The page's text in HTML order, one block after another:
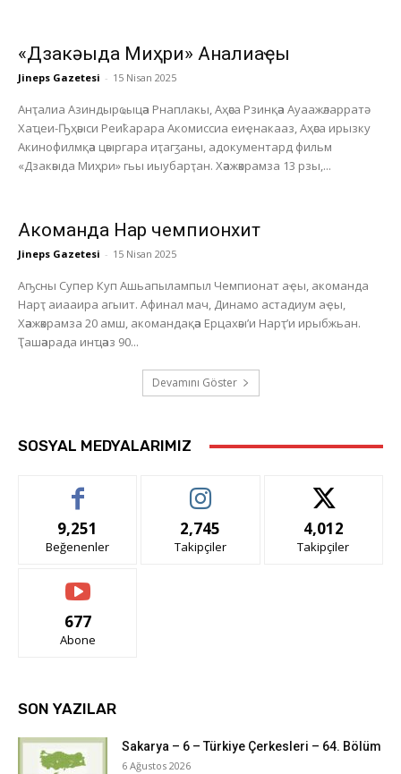
«Дзакәыда Миҳри» Анҭалиаҿы
Jineps Gazetesi - 15 Nisan 2025
Анҭалиа Азиндырҩыцәа Рнаплакы, Аҳәса Рзинқәа Ауаажәларратә
Хаҵеи-Ҧҳәыси Реиҟарара Акомиссиа еиҿнакааз, Аҳәса ирызку
Акинофилмқәа цәыргара иҭагӡаны, адокументард фильм
«Дзакәыда Миҳри» гьы иыубарҭан. Хәажәкрамза 13 рзы,...
Акоманда Нарҭ чемпионхит
Jineps Gazetesi - 15 Nisan 2025
Аҧсны Супер Куп Ашьапылампыл Чемпионат аҿы, акоманда
Нарҭ аиааира агыит. Афинал мач, Динамо астадиум аҿы,
Хәажәкрамза 20 амш, акомандақәа Ерцахәы’и Нарҭ’и ирыбжьан.
Ҭашәарада инҵәаз 90...
Devamını Göster
SOSYAL MEDYALARIMIZ
9,251
Beğenenler
2,745
Takipçiler
4,012
Takipçiler
677
Abone
SON YAZILAR
Sakarya – 6 – Türkiye Çerkesleri – 64. Bölüm
6 Ağustos 2026